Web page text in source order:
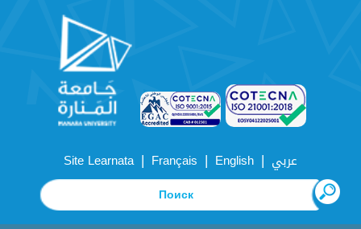
Site Learnata | Français | English | عربي